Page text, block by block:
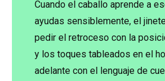
Cuando el caballo aprende a
ayudas sensiblemente, el
pedir el retroceso con la
y los toques tableados en el
adelante con el lenguaje de